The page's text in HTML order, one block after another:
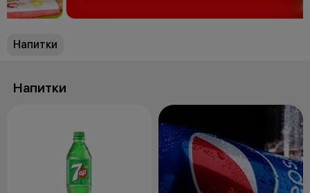
Напитки
Напитки